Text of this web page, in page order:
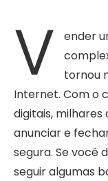
V
ender
tornou
Internet. Com o
digitais,
anunciar e
segura. Se você
seguir algumas